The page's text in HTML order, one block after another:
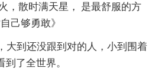
，散时满天星， 是最舒服的方
己够勇敢》
大到还没跟到对的人，小到围着
了全世界。